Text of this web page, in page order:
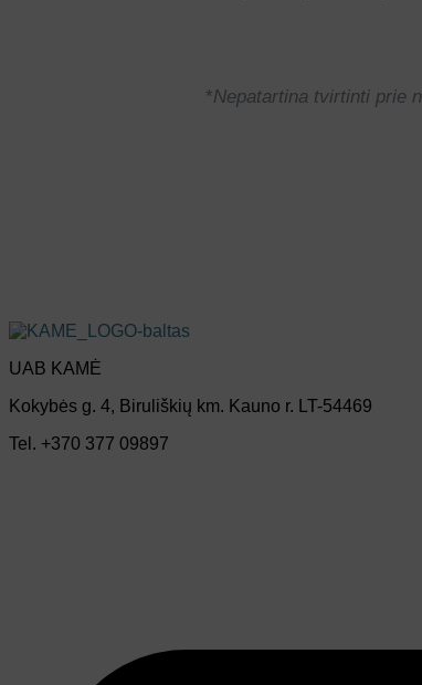
*Nepatartina tvirtinti prie
UAB KAMĖ
Kokybės g. 4, Biruliškių km. Kauno r. LT-54469
Tel. +370 377 09897